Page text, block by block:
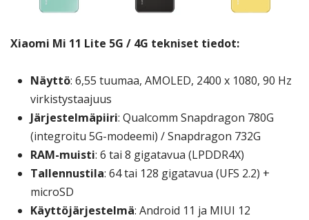
Xiaomi Mi 11 Lite 5G / 4G tekniset tiedot:
Näyttö: 6,55 tuumaa, AMOLED, 2400 x 1080, 90 Hz
virkistystaajuus
Järjestelmäpiiri: Qualcomm Snapdragon 780G
(integroitu 5G-modeemi) / Snapdragon 732G
RAM-muisti: 6 tai 8 gigatavua (LPDDR4X)
Tallennustila: 64 tai 128 gigatavua (UFS 2.2) +
microSD
Käyttöjärjestelmä: Android 11 ja MIUI 12